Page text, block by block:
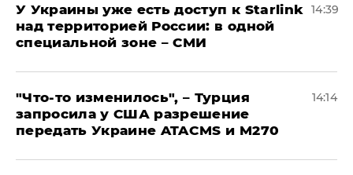
У Украины уже есть доступ к Starlink
над территорией России: в одной
специальной зоне – СМИ
14:39
​"Что-то изменилось", – Турция
запросила у США разрешение
передать Украине ATACMS и M270
14:14